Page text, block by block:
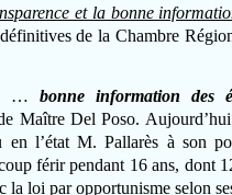
et la bonne
de la Chambre
…bonne information des
Maître Del Poso.
en l’état M. Pallarès à son
férir pendant 16 ans, dont
la loi par opportunisme selon